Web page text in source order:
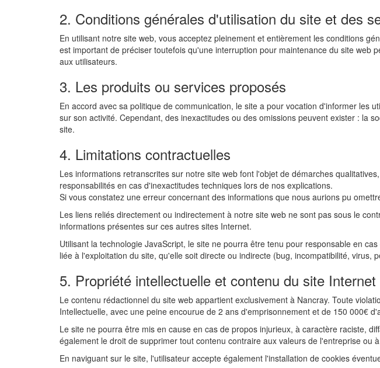
2. Conditions générales d'utilisation du site et des
En utilisant notre site web, vous acceptez pleinement et entièrement les conditions
est important de préciser toutefois qu'une interruption pour maintenance du site
aux utilisateurs.
3. Les produits ou services proposés
En accord avec sa politique de communication, le site a pour vocation d'informer les
sur son activité. Cependant, des inexactitudes ou des omissions peuvent exister : la
site.
4. Limitations contractuelles
Les informations retranscrites sur notre site web font l'objet de démarches
responsabilités en cas d'inexactitudes techniques lors de nos explications.
Si vous constatez une erreur concernant des informations que nous aurions pu
Les liens reliés directement ou indirectement à notre site web ne sont pas sous le
informations présentes sur ces autres sites Internet.
Utilisant la technologie JavaScript, le site ne pourra être tenu pour responsable en
liée à l'exploitation du site, qu'elle soit directe ou indirecte (bug, incompatibilité, virus,
5. Propriété intellectuelle et contenu du site Internet
Le contenu rédactionnel du site web appartient exclusivement à Nancray. Toute
Intellectuelle, avec une peine encourue de 2 ans d'emprisonnement et de 150 000€
Le site ne pourra être mis en cause en cas de propos injurieux, à caractère raciste,
également le droit de supprimer tout contenu contraire aux valeurs de l'entreprise ou
En naviguant sur le site, l'utilisateur accepte également l'installation de cookies